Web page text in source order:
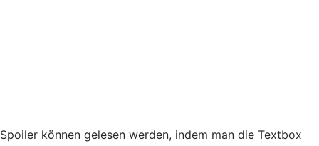
Spoiler können gelesen werden, indem man die Textbox